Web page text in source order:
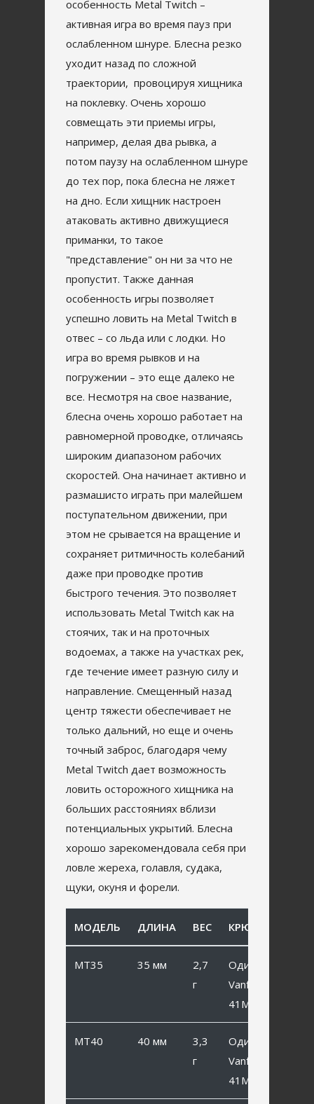
особенность Metal Twitch –
активная игра во время пауз при
ослабленном шнуре. Блесна резко
уходит назад по сложной
траектории, провоцируя хищника
на поклевку. Очень хорошо
совмещать эти приемы игры,
например, делая два рывка, а
потом паузу на ослабленном шнуре
до тех пор, пока блесна не ляжет
на дно. Если хищник настроен
атаковать активно движущиеся
приманки, то такое
"представление" он ни за что не
пропустит. Также данная
особенность игры позволяет
успешно ловить на Metal Twitch в
отвес – со льда или с лодки. Но
игра во время рывков и на
погружении – это еще далеко не
все. Несмотря на свое название,
блесна очень хорошо работает на
равномерной проводке, отличаясь
широким диапазоном рабочих
скоростей. Она начинает активно и
размашисто играть при малейшем
поступательном движении, при
этом не срывается на вращение и
сохраняет ритмичность колебаний
даже при проводке против
быстрого течения. Это позволяет
использовать Metal Twitch как на
стоячих, так и на проточных
водоемах, а также на участках рек,
где течение имеет разную силу и
направление. Смещенный назад
центр тяжести обеспечивает не
только дальний, но еще и очень
точный заброс, благодаря чему
Metal Twitch дает возможность
ловить осторожного хищника на
больших расстояниях вблизи
потенциальных укрытий. Блесна
хорошо зарекомендовала себя при
ловле жереха, голавля, судака,
щуки, окуня и форели.
МОДЕЛЬ ДЛИНА ВЕС КРЮЧОК
MT35 35 мм
2,7
г
Одинарный
Vanfook SP-
41MB #6
MT40 40 мм
3,3
г
Одинарный
Vanfook SP-
41MB #4